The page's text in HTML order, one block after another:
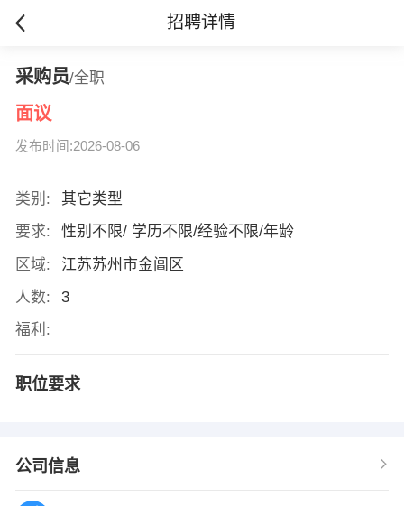
招聘详情
采购员/全职
面议
发布时间:2026-08-06
类别:
其它类型
要求:
性别不限/ 学历不限/经验不限/年龄
区域:
江苏苏州市金阊区
人数:
3
福利:
职位要求
公司信息